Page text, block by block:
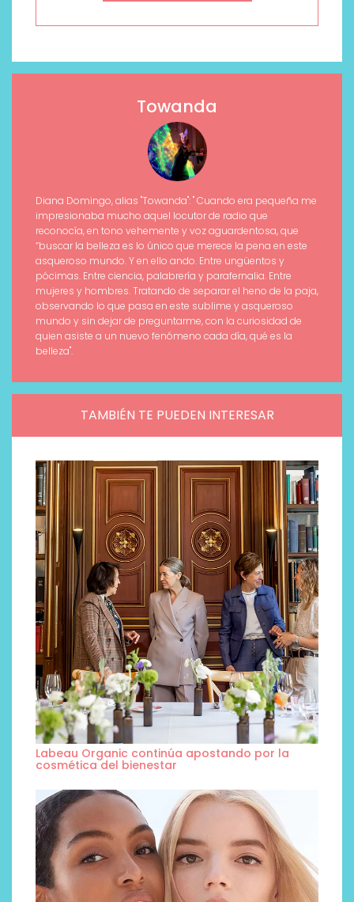
Towanda
Diana Domingo, alias "Towanda": " Cuando era pequeña me
impresionaba mucho aquel locutor de radio que
reconocía, en tono vehemente y voz aguardentosa, que
“buscar la belleza es lo único que merece la pena en este
asqueroso mundo. Y en ello ando. Entre ungüentos y
pócimas. Entre ciencia, palabrería y parafernalia. Entre
mujeres y hombres. Tratando de separar el heno de la paja,
observando lo que pasa en este sublime y asqueroso
mundo y sin dejar de preguntarme, con la curiosidad de
quien asiste a un nuevo fenómeno cada día, qué es la
belleza".
TAMBIÉN TE PUEDEN INTERESAR
Labeau Organic continúa apostando por la
cosmética del bienestar